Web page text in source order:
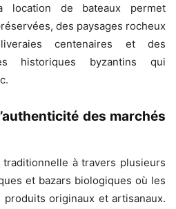
location de bateaux permet
des paysages rocheux
centenaires et des
historiques byzantins qui
des marchés
à travers plusieurs
et bazars biologiques où les
originaux et artisanaux.